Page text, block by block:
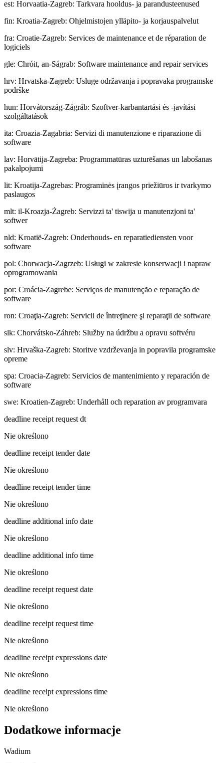
est: Horvaatia-Zagreb: Tarkvara hooldus- ja parandusteenused
fin: Kroatia-Zagreb: Ohjelmistojen ylläpito- ja korjauspalvelut
fra: Croatie-Zagreb: Services de maintenance et de réparation de
logiciels
gle: Chróit, an-Ságrab: Software maintenance and repair services
hrv: Hrvatska-Zagreb: Usluge održavanja i popravaka programske
podrške
hun: Horvátország-Zágráb: Szoftver-karbantartási és -javítási
szolgáltatások
ita: Croazia-Zagabria: Servizi di manutenzione e riparazione di
software
lav: Horvātija-Zagreba: Programmatūras uzturēšanas un labošanas
pakalpojumi
lit: Kroatija-Zagrebas: Programinės įrangos priežiūros ir tvarkymo
paslaugos
mlt: il-Kroazja-Żagreb: Servizzi ta' tiswija u manutenzjoni ta'
softwer
nld: Kroatië-Zagreb: Onderhouds- en reparatiediensten voor
software
pol: Chorwacja-Zagrzeb: Usługi w zakresie konserwacji i napraw
oprogramowania
por: Croácia-Zagrebe: Serviços de manutenção e reparação de
software
ron: Croaţia-Zagreb: Servicii de întreţinere şi reparaţii de software
slk: Chorvátsko-Záhreb: Služby na údržbu a opravu softvéru
slv: Hrvaška-Zagreb: Storitve vzdrževanja in popravila programske
opreme
spa: Croacia-Zagreb: Servicios de mantenimiento y reparación de
software
swe: Kroatien-Zagreb: Underhåll och reparation av programvara
deadline receipt request dt
Nie określono
deadline receipt tender date
Nie określono
deadline receipt tender time
Nie określono
deadline additional info date
Nie określono
deadline additional info time
Nie określono
deadline receipt request date
Nie określono
deadline receipt request time
Nie określono
deadline receipt expressions date
Nie określono
deadline receipt expressions time
Nie określono
Dodatkowe informacje
Wadium